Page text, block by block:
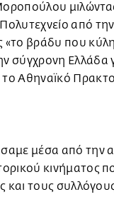
από την
«το βράδυ που
σύγχρονη Ελλάδα
Αθηναϊκό
μέσα από την
κινήματος
και τους